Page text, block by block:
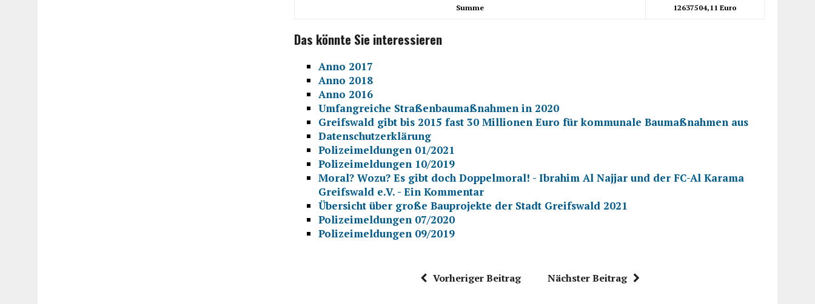
Summe 12637504,11 Euro
Das könnte Sie interessieren
Anno 2017
Anno 2018
Anno 2016
Umfangreiche Straßenbaumaßnahmen in 2020
Greifswald gibt bis 2015 fast 30 Millionen Euro für kommunale Baumaßnahmen aus
Datenschutzerklärung
Polizeimeldungen 01/2021
Polizeimeldungen 10/2019
Moral? Wozu? Es gibt doch Doppelmoral! - Ibrahim Al Najjar und der FC-Al Karama
Greifswald e.V. - Ein Kommentar
Übersicht über große Bauprojekte der Stadt Greifswald 2021
Polizeimeldungen 07/2020
Polizeimeldungen 09/2019
Vorheriger Beitrag Nächster Beitrag